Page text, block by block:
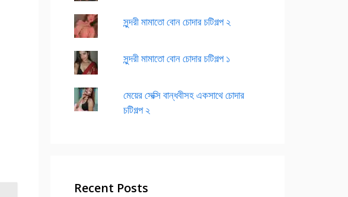
সুন্দরী মামাতো বোন চোদার চটিগল্প ২
সুন্দরী মামাতো বোন চোদার চটিগল্প ১
মেয়ের সেক্সি বান্ধবীসহ একসাথে চোদার
চটিগল্প ২
Recent Posts